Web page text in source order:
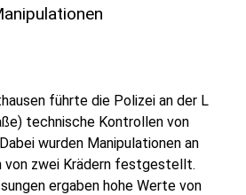
führte die Polizei an der L
technische Kontrollen von
wurden Manipulationen an
von zwei Krädern festgestellt.
ergaben hohe Werte von